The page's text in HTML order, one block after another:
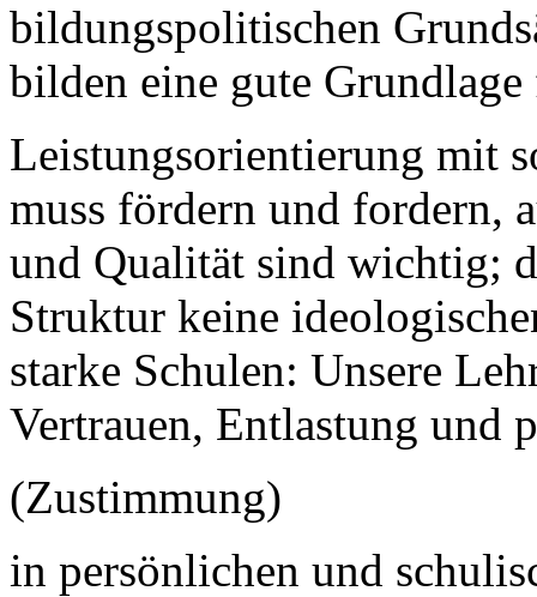
bildungspolitischen
bilden eine gute
Leistungsorientierung mit
muss fördern und fordern,
und Qualität sind wichtig;
Struktur keine
starke Schulen: Unsere
Vertrauen, Entlastung und
(Zustimmung)
in persönlichen und